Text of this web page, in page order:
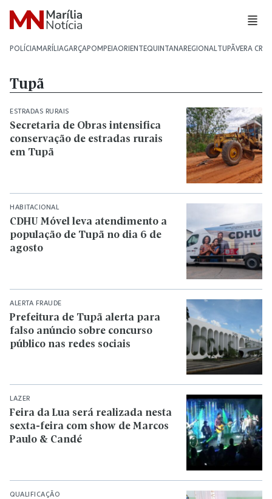
POLÍCIAMARÍLIAGARÇAPOMPEIAORIENTEQUINTANAREGIONALTUPÃVERA CRUZ
Tupã
ESTRADAS RURAIS
Secretaria de Obras intensifica
conservação de estradas rurais
em Tupã
HABITACIONAL
CDHU Móvel leva atendimento a
população de Tupã no dia 6 de
agosto
ALERTA FRAUDE
Prefeitura de Tupã alerta para
falso anúncio sobre concurso
público nas redes sociais
LAZER
Feira da Lua será realizada nesta
sexta-feira com show de Marcos
Paulo & Candé
QUALIFICAÇÃO